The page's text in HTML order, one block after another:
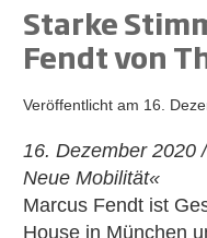
Starke
Fendt von
Veröffentlicht am 16.
16. Dezember 2020
Neue Mobilität«
Marcus Fendt ist
House in München